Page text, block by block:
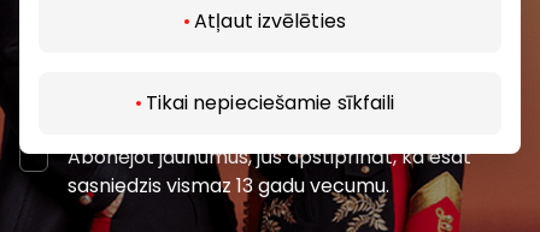
Atļaut izvēlēties
Tikai nepieciešamie sīkfaili
Abonējot jaunumus, jūs apstiprināt, ka esat
sasniedzis vismaz 13 gadu vecumu.